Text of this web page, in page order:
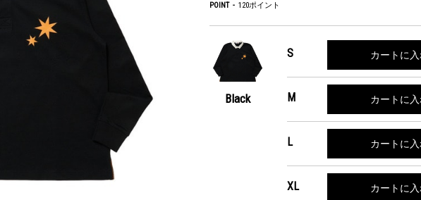
POINT 120ポイント
Black
S カートに
M カートに
L カートに
XL カートに